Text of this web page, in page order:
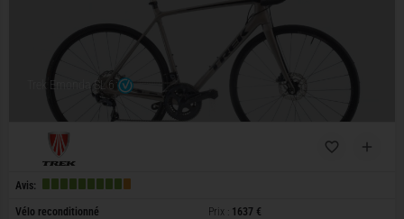
Trek Emonda SL 6
Avis:
Vélo reconditionné Prix : 1637 €